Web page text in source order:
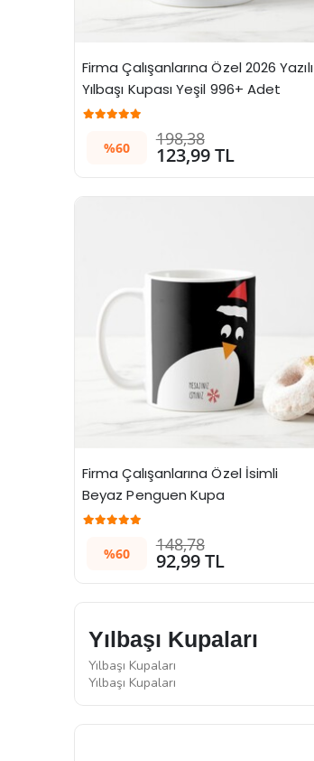
Firma Çalışanlarına Özel 2026 Yazılı
Yılbaşı Kupası Yeşil 996+ Adet
%60 198,38
123,99 TL
Firma Çalışanlarına Özel İsimli
Beyaz Penguen Kupa
%60 148,78
92,99 TL
Yılbaşı Kupaları
Yılbaşı Kupaları
Yılbaşı Kupaları